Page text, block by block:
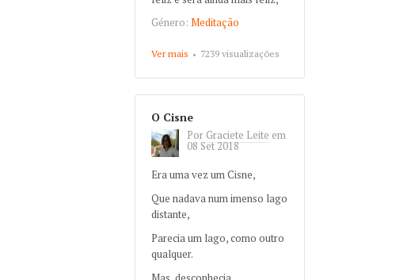
Género: Meditação
Ver mais about Sr. Feliz
7239 visualizações
O Cisne
Por Graciete Leite em
08 Set 2018
Era uma vez um Cisne,
Que nadava num imenso lago
distante,
Parecia um lago, como outro
qualquer.